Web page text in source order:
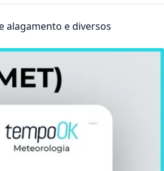
alagamento e diversos